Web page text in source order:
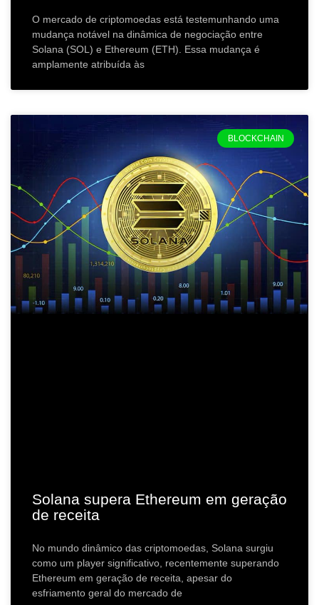
O mercado de criptomoedas está testemunhando uma
mudança notável na dinâmica de negociação entre
Solana (SOL) e Ethereum (ETH). Essa mudança é
amplamente atribuída às
BLOCKCHAIN
Solana supera Ethereum em geração
de receita
No mundo dinâmico das criptomoedas, Solana surgiu
como um player significativo, recentemente superando
Ethereum em geração de receita, apesar do
esfriamento geral do mercado de